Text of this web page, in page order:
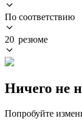
По соответствию
20 резюме
Ничего не
Попробуйте